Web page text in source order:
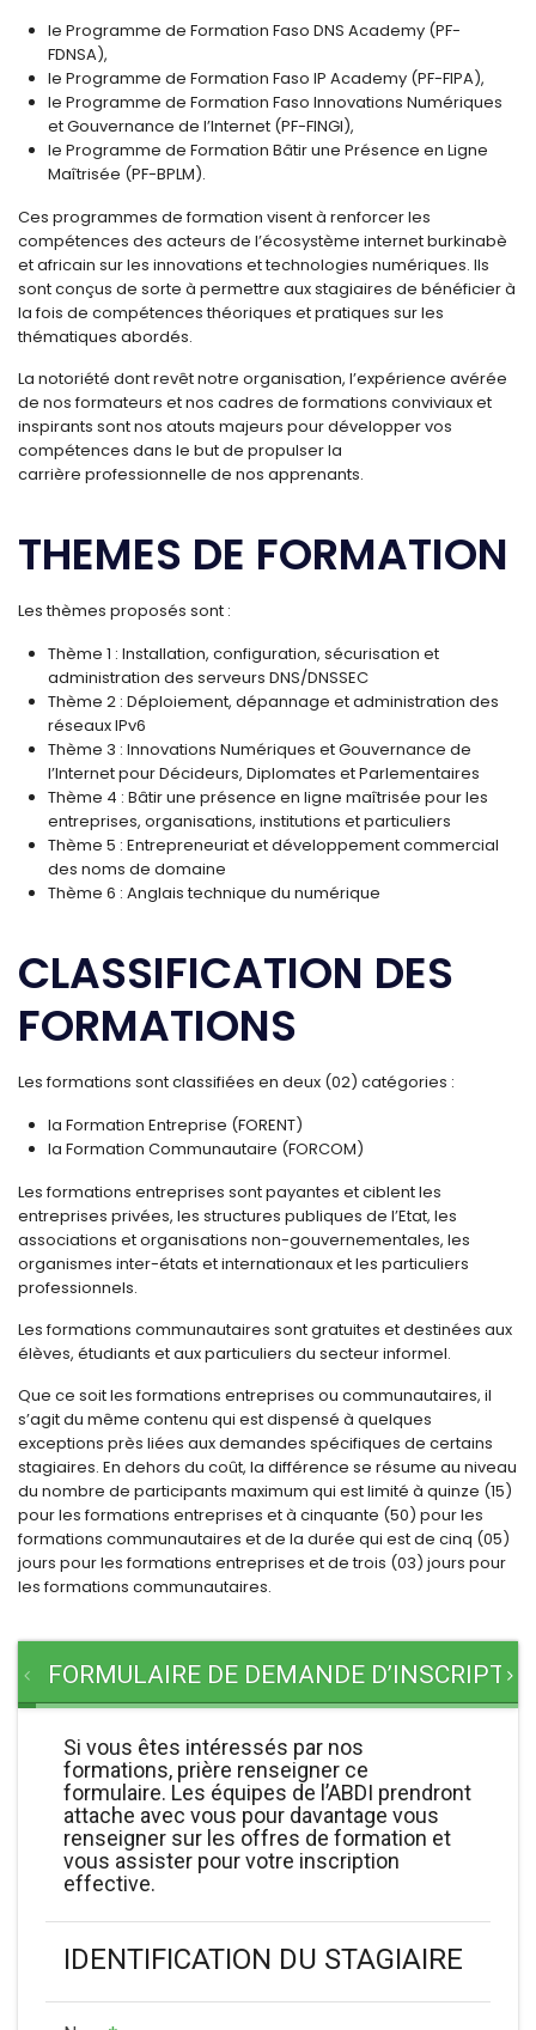
le Programme de Formation Faso DNS Academy (PF-
FDNSA),
le Programme de Formation Faso IP Academy (PF-FIPA),
le Programme de Formation Faso Innovations Numériques
et Gouvernance de l’Internet (PF-FINGI),
le Programme de Formation Bâtir une Présence en Ligne
Maîtrisée (PF-BPLM).
Ces programmes de formation visent à renforcer les
compétences des acteurs de l’écosystème internet burkinabè
et africain sur les innovations et technologies numériques. Ils
sont conçus de sorte à permettre aux stagiaires de bénéficier à
la fois de compétences théoriques et pratiques sur les
thématiques abordés.
La notoriété dont revêt notre organisation, l’expérience avérée
de nos formateurs et nos cadres de formations conviviaux et
inspirants sont nos atouts majeurs pour développer vos
compétences dans le but de propulser la
carrière professionnelle de nos apprenants.
THEMES DE FORMATION
Les thèmes proposés sont :
Thème 1 : Installation, configuration, sécurisation et
administration des serveurs DNS/DNSSEC
Thème 2 : Déploiement, dépannage et administration des
réseaux IPv6
Thème 3 : Innovations Numériques et Gouvernance de
l’Internet pour Décideurs, Diplomates et Parlementaires
Thème 4 : Bâtir une présence en ligne maîtrisée pour les
entreprises, organisations, institutions et particuliers
Thème 5 : Entrepreneuriat et développement commercial
des noms de domaine
Thème 6 : Anglais technique du numérique
CLASSIFICATION DES
FORMATIONS
Les formations sont classifiées en deux (02) catégories :
la Formation Entreprise (FORENT)
la Formation Communautaire (FORCOM)
Les formations entreprises sont payantes et ciblent les
entreprises privées, les structures publiques de l’Etat, les
associations et organisations non-gouvernementales, les
organismes inter-états et internationaux et les particuliers
professionnels.
Les formations communautaires sont gratuites et destinées aux
élèves, étudiants et aux particuliers du secteur informel.
Que ce soit les formations entreprises ou communautaires, il
s’agit du même contenu qui est dispensé à quelques
exceptions près liées aux demandes spécifiques de certains
stagiaires. En dehors du coût, la différence se résume au niveau
du nombre de participants maximum qui est limité à quinze (15)
pour les formations entreprises et à cinquante (50) pour les
formations communautaires et de la durée qui est de cinq (05)
jours pour les formations entreprises et de trois (03) jours pour
les formations communautaires.
FORMULAIRE DE DEMANDE
Si vous êtes intéressés par nos
formations, prière renseigner ce
formulaire. Les équipes de l’ABDI prendront
attache avec vous pour davantage vous
renseigner sur les offres de formation et
vous assister pour votre inscription
effective.
IDENTIFICATION DU STAGIAIRE